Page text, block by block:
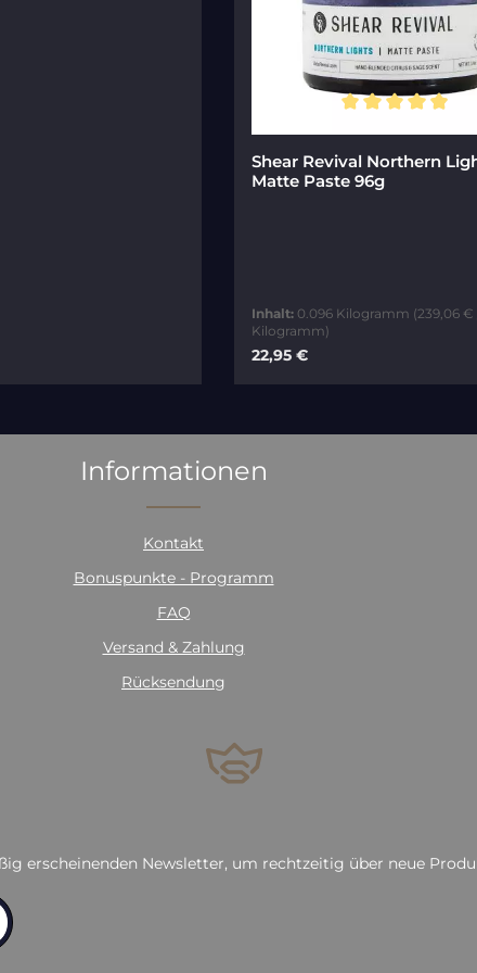
Durchschnittliche
Shear Revival Northern
Matte Paste 96g
Inhalt: 0.096 Kilogramm (239,06 €
Kilogramm)
Regulärer Preis:
22,95 €
Informationen
Kontakt
Bonuspunkte - Programm
FAQ
Versand & Zahlung
Rücksendung
erscheinenden Newsletter, um rechtzeitig über neue